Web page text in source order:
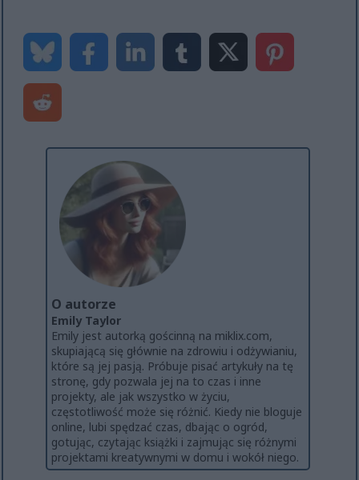
O autorze
Emily Taylor
Emily jest autorką gościnną na miklix.com,
skupiającą się głównie na zdrowiu i odżywianiu,
które są jej pasją. Próbuje pisać artykuły na tę
stronę, gdy pozwala jej na to czas i inne
projekty, ale jak wszystko w życiu,
częstotliwość może się różnić. Kiedy nie bloguje
online, lubi spędzać czas, dbając o ogród,
gotując, czytając książki i zajmując się różnymi
projektami kreatywnymi w domu i wokół niego.